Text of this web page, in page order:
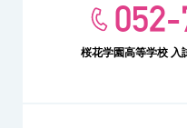
052-
桜花学園高等学校 入